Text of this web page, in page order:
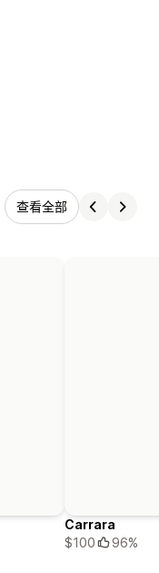
查看全部
Carrara
$100
96%